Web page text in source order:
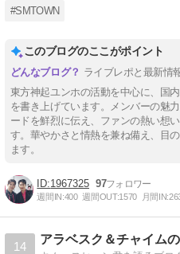
#SMTOWN
このブログのここがポイント
ライブレポと最新情
東方神起ユンホの活動を中心に、国
を書き上げています。メンバーの魅
ードを鮮烈に伝え、ファンの熱い想
す。華やかさと情熱を兼ね備え、目
ます。
1967325 97
週間IN:400 週間OUT:1570 月間IN:
14
アラベスク＆チャイム